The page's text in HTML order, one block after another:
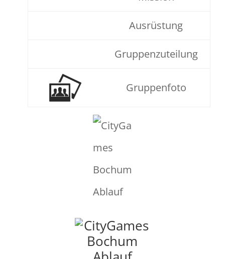
Ausrüstung
Gruppenzuteilung
Gruppenfoto